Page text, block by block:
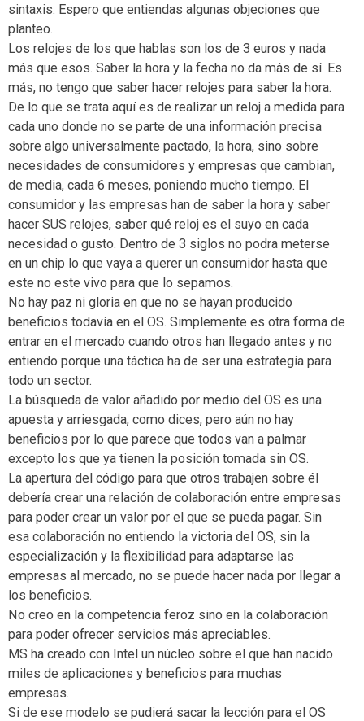
sintaxis. Espero que entiendas algunas objeciones que
planteo.
Los relojes de los que hablas son los de 3 euros y nada
más que esos. Saber la hora y la fecha no da más de sí. Es
más, no tengo que saber hacer relojes para saber la hora.
De lo que se trata aquí es de realizar un reloj a medida para
cada uno donde no se parte de una información precisa
sobre algo universalmente pactado, la hora, sino sobre
necesidades de consumidores y empresas que cambian,
de media, cada 6 meses, poniendo mucho tiempo. El
consumidor y las empresas han de saber la hora y saber
hacer SUS relojes, saber qué reloj es el suyo en cada
necesidad o gusto. Dentro de 3 siglos no podra meterse
en un chip lo que vaya a querer un consumidor hasta que
este no este vivo para que lo sepamos.
No hay paz ni gloria en que no se hayan producido
beneficios todavía en el OS. Simplemente es otra forma de
entrar en el mercado cuando otros han llegado antes y no
entiendo porque una táctica ha de ser una estrategía para
todo un sector.
La búsqueda de valor añadido por medio del OS es una
apuesta y arriesgada, como dices, pero aún no hay
beneficios por lo que parece que todos van a palmar
excepto los que ya tienen la posición tomada sin OS.
La apertura del código para que otros trabajen sobre él
debería crear una relación de colaboración entre empresas
para poder crear un valor por el que se pueda pagar. Sin
esa colaboración no entiendo la victoria del OS, sin la
especialización y la flexibilidad para adaptarse las
empresas al mercado, no se puede hacer nada por llegar a
los beneficios.
No creo en la competencia feroz sino en la colaboración
para poder ofrecer servicios más apreciables.
MS ha creado con Intel un núcleo sobre el que han nacido
miles de aplicaciones y beneficios para muchas
empresas.
Si de ese modelo se pudierá sacar la lección para el OS